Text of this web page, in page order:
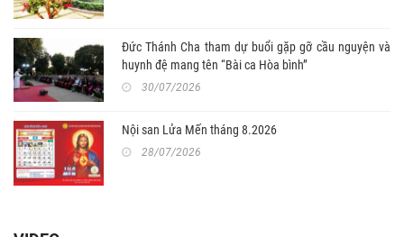
Đức Thánh Cha tham dự buổi gặp gỡ cầu nguyện và
huynh đệ mang tên “Bài ca Hòa bình”
30/07/2026
Nội san Lửa Mến tháng 8.2026
28/07/2026